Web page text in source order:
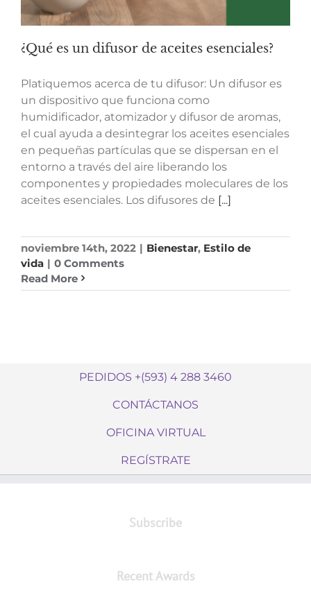
¿Qué es un difusor de aceites esenciales?
Platiquemos acerca de tu difusor: Un difusor es
un dispositivo que funciona como
humidificador, atomizador y difusor de aromas,
el cual ayuda a desintegrar los aceites esenciales
en pequeñas partículas que se dispersan en el
entorno a través del aire liberando los
componentes y propiedades moleculares de los
aceites esenciales. Los difusores de [...]
noviembre 14th, 2022 | Bienestar, Estilo de
vida | 0 Comments
Read More
PEDIDOS +(593) 4 288 3460
CONTÁCTANOS
OFICINA VIRTUAL
REGÍSTRATE
Subscribe
Recent Awards